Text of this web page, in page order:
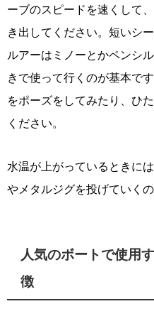
ーブのスピードを速くして
き出してください。短いシ
ルアーはミノーとかペンシ
きで使って行くのが基本で
をポーズをしてみたり、ひ
ください。
水温が上がっているときに
やメタルジグを投げていく
人気のボートで使用
徴